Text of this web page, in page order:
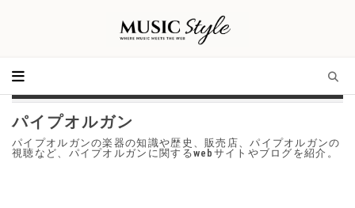
パイプオルガン
パイプオルガンの楽器の知識や歴史、販売店、パイプオルガンの
視聴など、パイプオルガンに関するwebサイトやブログを紹介。